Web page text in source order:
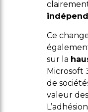
Ce
sur la
Microsoft
de
valeur